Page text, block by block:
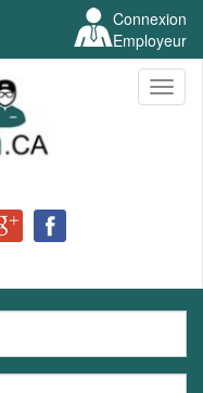
Connexion
Employeur